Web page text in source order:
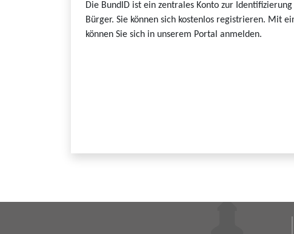
Die BundID ist ein zentrales Konto zur
Bürger. Sie können sich kostenlos registrieren. Mit
können Sie sich in unserem Portal anmelden.